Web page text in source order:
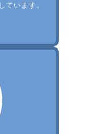
ています。